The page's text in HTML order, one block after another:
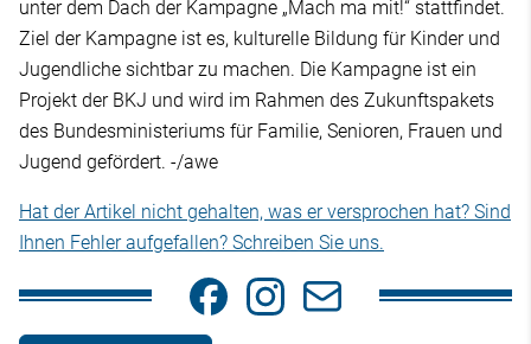
unter dem Dach der Kampagne „Mach ma mit!“ stattfindet.
Ziel der Kampagne ist es, kulturelle Bildung für Kinder und
Jugendliche sichtbar zu machen. Die Kampagne ist ein
Projekt der BKJ und wird im Rahmen des Zukunftspakets
des Bundesministeriums für Familie, Senioren, Frauen und
Jugend gefördert. -/awe
Hat der Artikel nicht gehalten, was er versprochen hat? Sind
Ihnen Fehler aufgefallen? Schreiben Sie uns.